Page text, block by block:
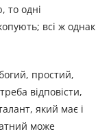
то одні
всі ж однак
простий,
відповісти,
який має і
може